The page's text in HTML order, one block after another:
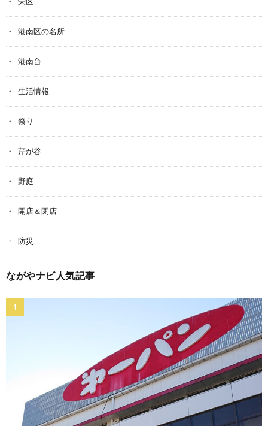
港南区の名所
港南台
生活情報
祭り
芹が谷
野庭
開店＆閉店
防災
ながやナビ人気記事